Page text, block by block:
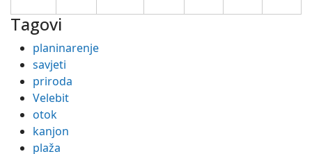
Tagovi
planinarenje
savjeti
priroda
Velebit
otok
kanjon
plaža